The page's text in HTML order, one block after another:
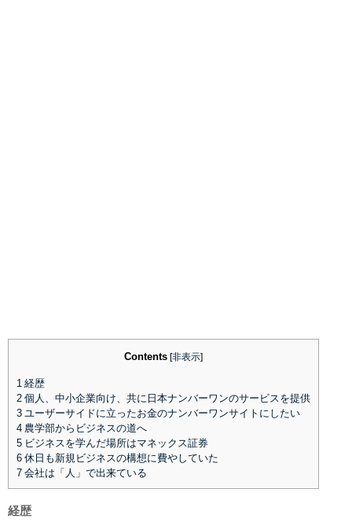
Contents [非表示]
1 経歴
2 個人、中小企業向け、共に日本ナンバーワンのサービスを提供
3 ユーザーサイドに立ったお金のナンバーワンサイトにしたい
4 農学部からビジネスの道へ
5 ビジネスを学んだ場所はマネックス証券
6 休日も新規ビジネスの構想に費やしていた
7 会社は「人」で出来ている
経歴